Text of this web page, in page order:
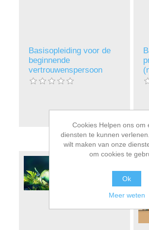
Basisopleiding voor de
beginnende
vertrouwenspersoon
Cookies Helpen ons om
diensten te kunnen
wilt maken van onze
om cookies te
Ok
Meer weten